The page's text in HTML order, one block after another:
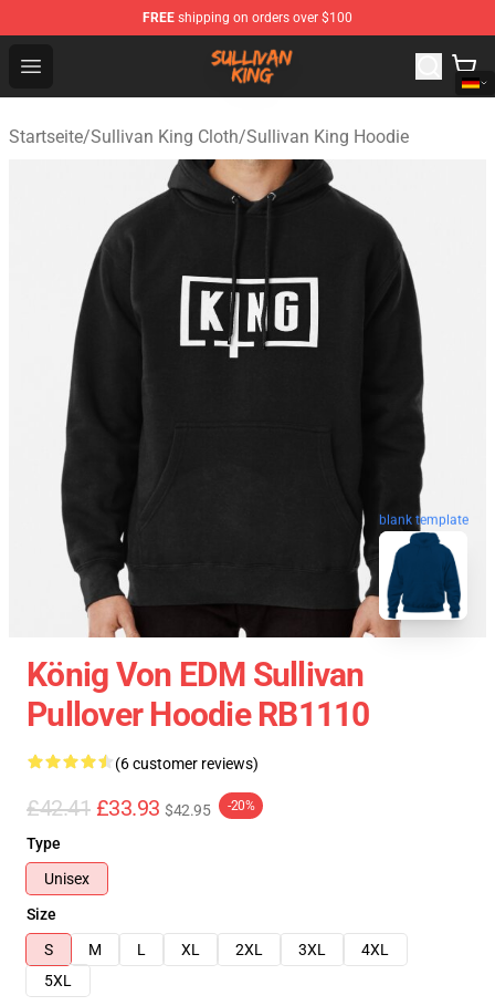
FREE shipping on orders over $100
Open menu
Sullivan King Shop - Official Sullivan King Merchandise
Startseite/Sullivan King Cloth/Sullivan King Hoodie
blank template
König Von EDM Sullivan
Pullover Hoodie RB1110
(6 customer reviews)
£42.41 £33.93 $42.95 -20%
Type
Unisex
Size
S
M L XL 2XL 3XL
4XL
5XL